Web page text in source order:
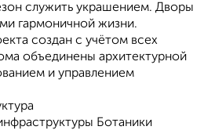
служить украшением. Дворы
гармоничной жизни.
создан с учётом всех
объединены архитектурной
и управлением
Ботаники